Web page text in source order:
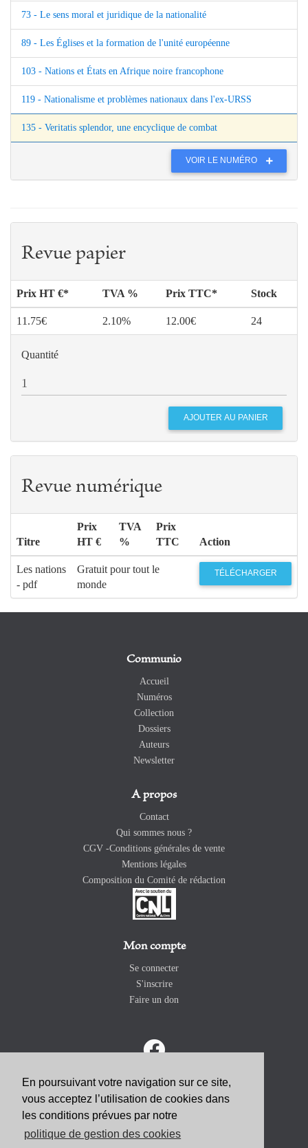
En poursuivant votre navigation sur ce site,
vous acceptez l’utilisation de cookies dans
les conditions prévues par notre
politique de gestion des cookies
73 - Le sens moral et juridique de la nationalité
89 - Les Églises et la formation de l'unité européenne
103 - Nations et États en Afrique noire francophone
119 - Nationalisme et problèmes nationaux dans l'ex-URSS
135 - Veritatis splendor, une encyclique de combat
VOIR LE NUMÉRO
Revue papier
Prix HT €* TVA % Prix TTC* Stock
11.75€ 2.10% 12.00€ 24
Quantité
Revue numérique
Titre
Prix
HT €
TVA
%
Prix
TTC
Action
Les nations
- pdf
Gratuit pour tout le
monde
TÉLÉCHARGER
Communio
Accueil
Numéros
Collection
Dossiers
Auteurs
Newsletter
A propos
Contact
Qui sommes nous ?
CGV -Conditions générales de vente
Mentions légales
Composition du Comité de rédaction
Mon compte
Se connecter
S'inscrire
Faire un don
ABONNEZ-VOUS